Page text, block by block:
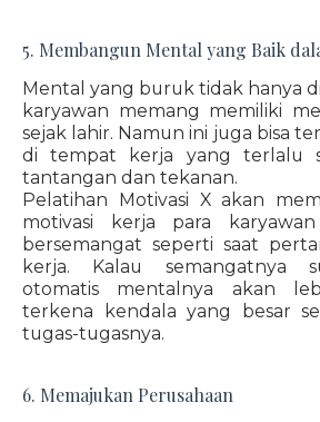
5. Membangun Mental yang Baik
Mental yang buruk tidak hanya
karyawan memang memiliki
sejak lahir. Namun ini juga bisa
di tempat kerja yang terlalu
tantangan dan tekanan.
Pelatihan Motivasi X akan
motivasi kerja para
bersemangat seperti saat
kerja. Kalau semangatnya
otomatis mentalnya akan
terkena kendala yang besar
tugas-tugasnya.
6. Memajukan Perusahaan